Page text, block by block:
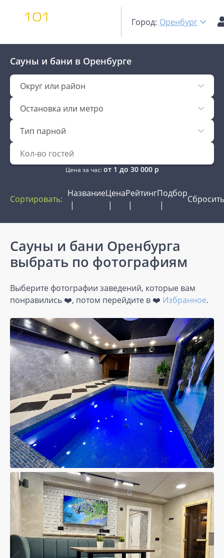
Город: Оренбург
Сауны и бани в Оренбурге
Округ или район
Остановка или метро
Тип парной
Цена за час:от 1 до 30 000р
Сортировать:
НазваниеЦенаРейтингПодбор
Сбросить
Сауны и бани Оренбурга
выбрать по фотографиям
Выберите фотографии заведений, которые вам
понравились ❤️, потом перейдите в ❤️ Избранное.